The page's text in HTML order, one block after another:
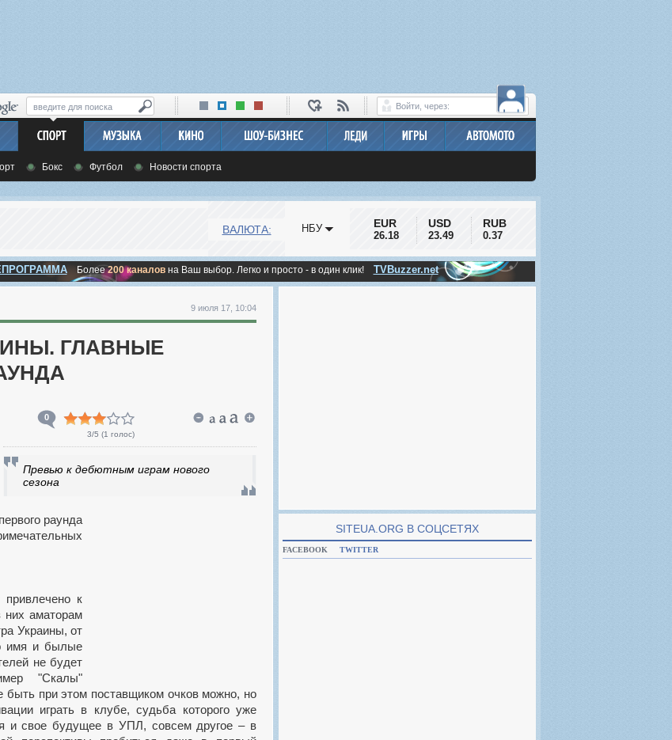
Войти, через:
Бокс Футбол Новости спорта
ВАЛЮТА: НБУ EUR
26.18
USD
23.49
RUB
0.37
Более200 каналовна Ваш выбор. Легко и просто - в один клик! TVBuzzer.net
9 июля 17, 10:04
ГЛАВНЫЕ
0
3/5 (1 голос)
Превью к дебютным играм нового
сезона
них аматорам
Украины, от
имя и былые
не будет
"Скалы"
быть при этом поставщиком очков можно, но
играть в клубе, судьба которого уже
и свое будущее в УПЛ, совсем другое – в
SITEUA.ORG В CОЦСЕТЯХ
FACEBOOK TWITTER